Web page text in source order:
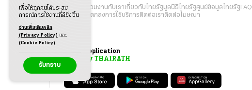
กิจกรรม ร่วมงานกับเราเกี่ยวกับไทยรัฐมูลนิธิไทยรัฐศูนย์ข้อมูลไทยรัฐFAQ
เงื่อนไขข้อตกลงการใช้บริการติดต่อเราติดต่อโฆษณา
Application
My THAIRATH
เพื่อให้ทุกคนได้ประสบ
การณ์การใช้งานที่ดียิ่งขึ้น
อ่านเพิ่มเติมคลิก
(Privacy Policy) และ
(Cookie Policy)
รับทราบ